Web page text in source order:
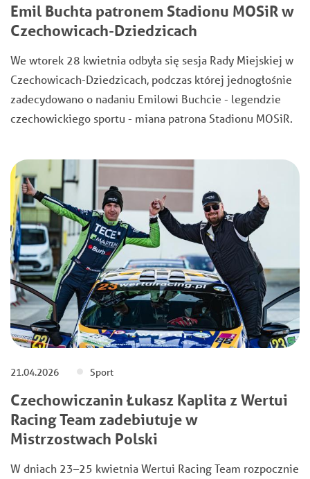
Emil Buchta patronem Stadionu MOSiR w
Czechowicach-Dziedzicach
We wtorek 28 kwietnia odbyła się sesja Rady Miejskiej w
Czechowicach-Dziedzicach, podczas której jednogłośnie
zadecydowano o nadaniu Emilowi Buchcie - legendzie
czechowickiego sportu - miana patrona Stadionu MOSiR.
21.04.2026 Sport
Czechowiczanin Łukasz Kaplita z Wertui
Racing Team zadebiutuje w
Mistrzostwach Polski
W dniach 23–25 kwietnia Wertui Racing Team rozpocznie